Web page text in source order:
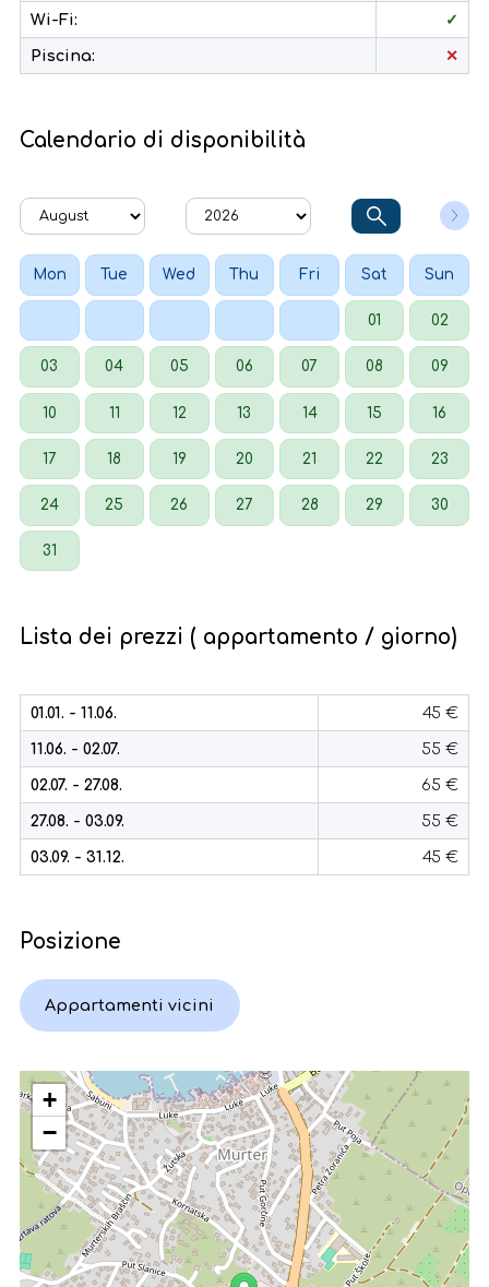
Wi-Fi: ✓
Piscina: ✕
Calendario di disponibilità
Mon Tue Wed Thu Fri Sat Sun
01 02
03 04 05 06 07 08 09
10 11 12 13 14 15 16
17 18 19 20 21 22 23
24 25 26 27 28 29 30
31
Lista dei prezzi ( appartamento / giorno)
01.01. - 11.06. 45 €
11.06. - 02.07. 55 €
02.07. - 27.08. 65 €
27.08. - 03.09. 55 €
03.09. - 31.12. 45 €
Posizione
Appartamenti vicini
+
−